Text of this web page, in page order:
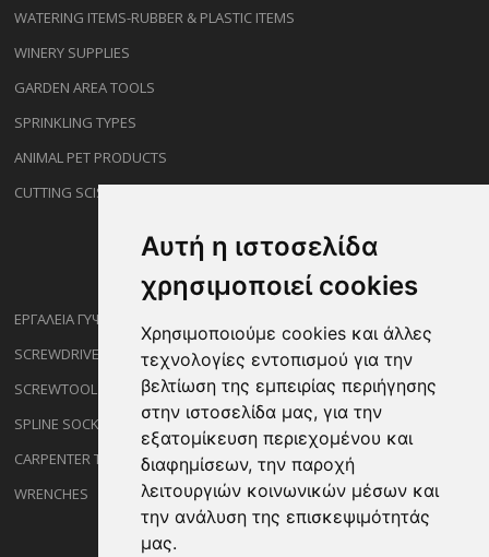
Αυτή η ιστοσελίδα
χρησιμοποιεί cookies
Χρησιμοποιούμε cookies και άλλες
τεχνολογίες εντοπισμού για την
βελτίωση της εμπειρίας περιήγησης
στην ιστοσελίδα μας, για την
εξατομίκευση περιεχομένου και
διαφημίσεων, την παροχή
λειτουργιών κοινωνικών μέσων και
την ανάλυση της επισκεψιμότητάς
μας.
WATERING ITEMS-RUBBER & PLASTIC ITEMS
WINERY SUPPLIES
GARDEN AREA TOOLS
SPRINKLING TYPES
ANIMAL PET PRODUCTS
CUTTING SCISSORS
ΕΡΓΑΛΕΙΑ ΓΥΨΟΣΑΝΙΔΑΣ
SCREWDRIVERS
SCREWTOOL NOZZLES
SPLINE SOCKETS
CARPENTER TOOLS
WRENCHES